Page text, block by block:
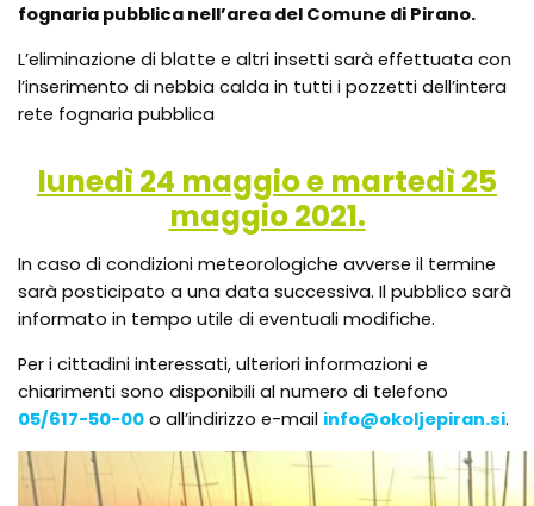
fognaria pubblica nell’area del Comune di Pirano.
L’eliminazione di blatte e altri insetti sarà effettuata con
l’inserimento di nebbia calda in tutti i pozzetti dell’intera
rete fognaria pubblica
lunedì 24 maggio e martedì 25
maggio 2021.
In caso di condizioni meteorologiche avverse il termine
sarà posticipato a una data successiva. Il pubblico sarà
informato in tempo utile di eventuali modifiche.
Per i cittadini interessati, ulteriori informazioni e
chiarimenti sono disponibili al numero di telefono
05/617-50-00 o all’indirizzo e-mail info@okoljepiran.si.